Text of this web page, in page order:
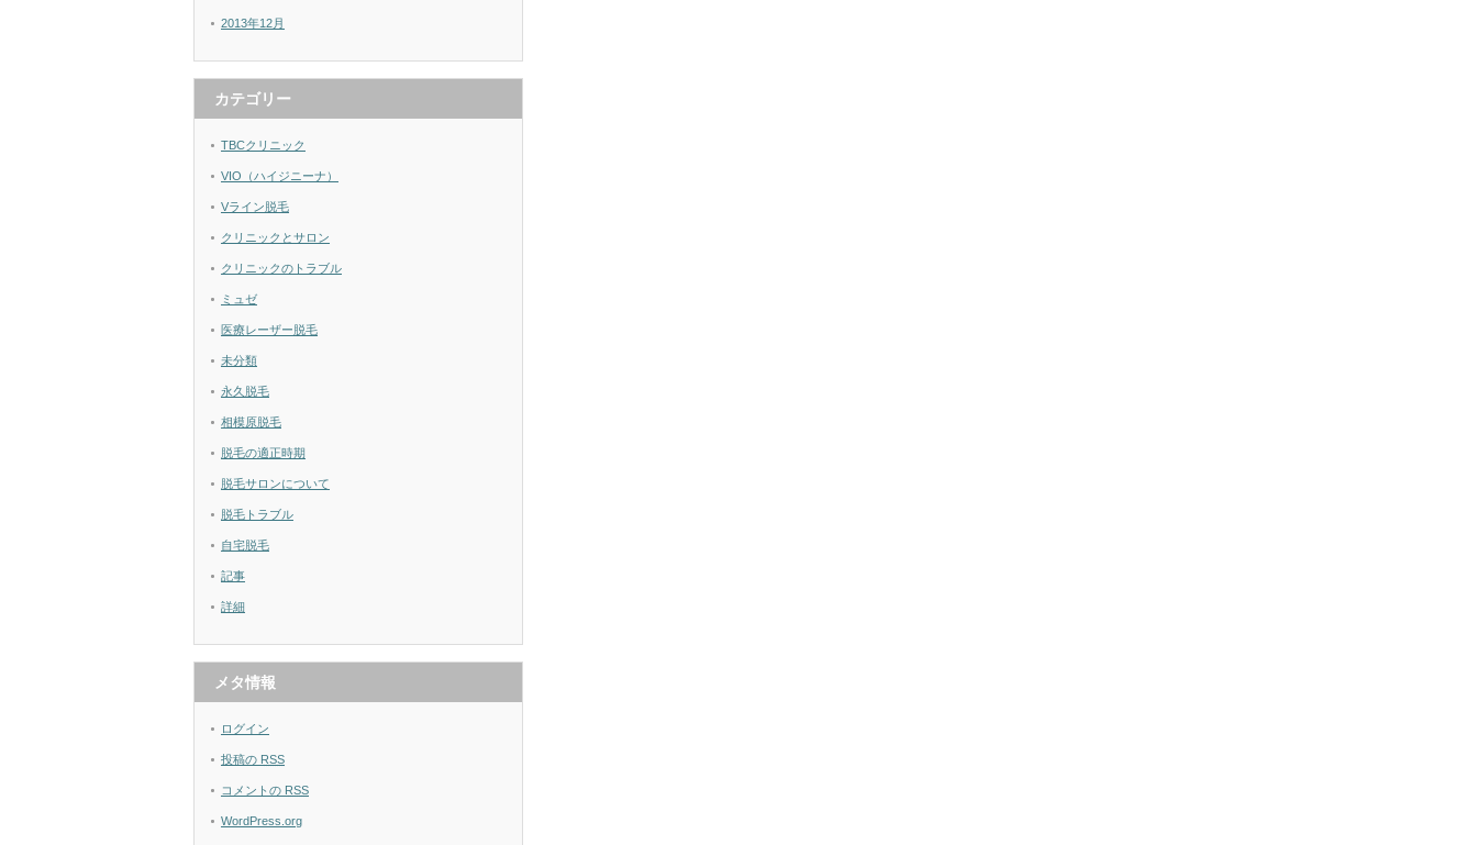
2013年12月
カテゴリー
TBCクリニック
VIO（ハイジニーナ）
Vライン脱毛
クリニックとサロン
クリニックのトラブル
ミュゼ
医療レーザー脱毛
未分類
永久脱毛
相模原脱毛
脱毛の適正時期
脱毛サロンについて
脱毛トラブル
自宅脱毛
記事
詳細
メタ情報
ログイン
投稿の RSS
コメントの RSS
WordPress.org